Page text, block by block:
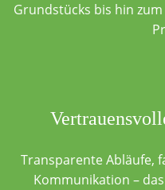
Grundstücks bis hin
Transparente Abläufe,
Kommunikation –